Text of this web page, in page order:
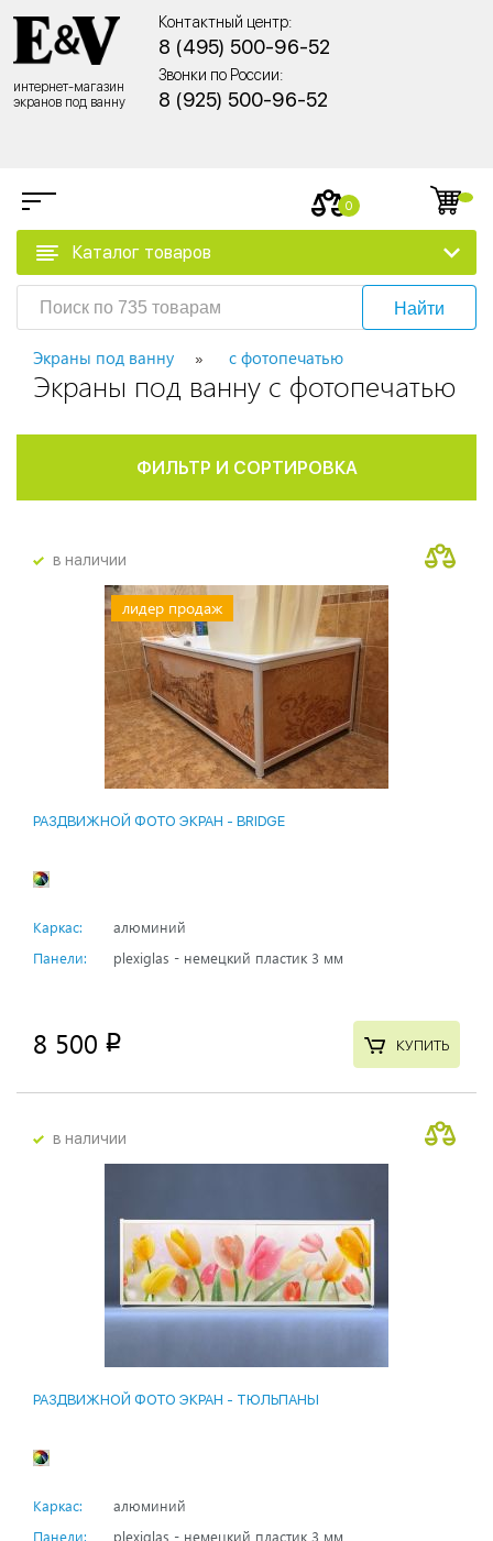
интернет-магазин
экранов под ванну
Контактный центр:
8 (495) 500-96-52
Звонки по России:
8 (925) 500-96-52
0
Каталог товаров
Найти
Экраны под ванну с фотопечатью
Экраны под ванну с фотопечатью
ФИЛЬТР И СОРТИРОВКА
в наличии
лидер продаж
РАЗДВИЖНОЙ ФОТО ЭКРАН - BRIDGE
Каркас:
алюминий
Панели:
plexiglas - немецкий пластик 3 мм
8 500 p КУПИТЬ
в наличии
РАЗДВИЖНОЙ ФОТО ЭКРАН - ТЮЛЬПАНЫ
Каркас:
алюминий
Панели:
plexiglas - немецкий пластик 3 мм